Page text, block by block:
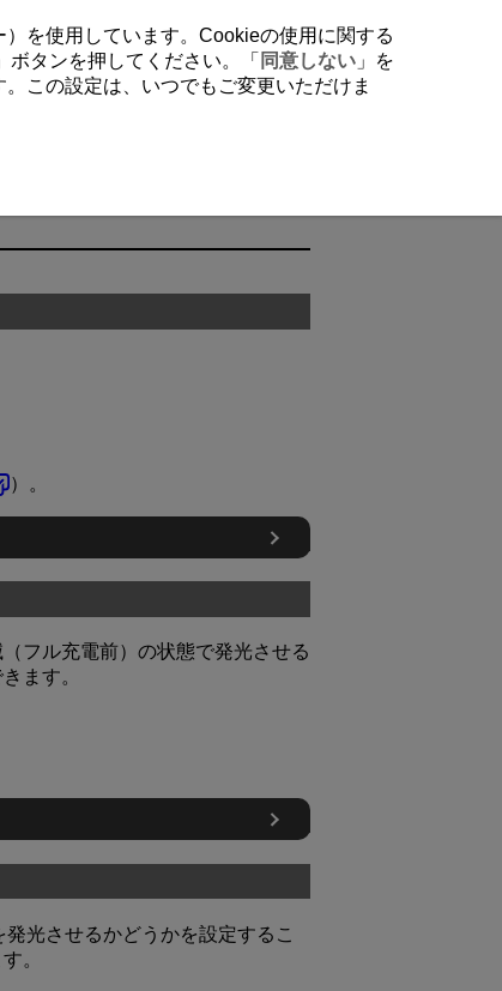
）。
フル充電前）の状態で発光させる
ます。
光させるかどうかを設定するこ
。
を使用しています。Cookieの使用に関する
ボタンを押してください。「 同意しない 」を
この設定は、いつでもご変更いただけま